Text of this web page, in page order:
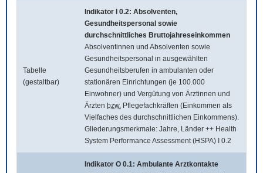
Tabelle
(gestaltbar)
Indikator I 0.2: Absolventen,
Gesundheitspersonal sowie
durchschnittliches Bruttojahreseinkommen
Absolventinnen und Absolventen sowie
Gesundheitspersonal in ausgewählten
Gesundheitsberufen in ambulanten oder
stationären Einrichtungen (je 100.000
Einwohner) und Vergütung von Ärztinnen und
Ärzten bzw. Pflegefachkräften (Einkommen als
Vielfaches des durchschnittlichen Einkommens).
Gliederungsmerkmale: Jahre, Länder ++ Health
System Performance Assessment (HSPA) I 0.2
Indikator O 0.1: Ambulante Arztkontakte